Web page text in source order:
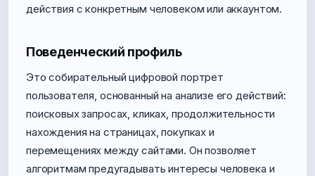
действия с конкретным человеком или аккаунтом.
Поведенческий профиль
Это собирательный цифровой портрет
пользователя, основанный на анализе его действий:
поисковых запросах, кликах, продолжительности
нахождения на страницах, покупках и
перемещениях между сайтами. Он позволяет
алгоритмам предугадывать интересы человека и